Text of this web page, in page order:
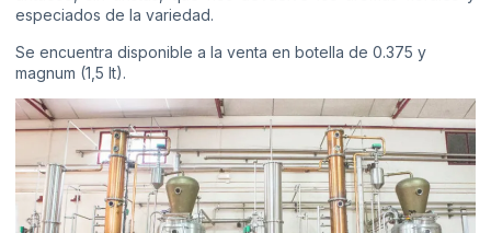
especiados de la variedad.
Se encuentra disponible a la venta en botella de 0.375 y
magnum (1,5 lt).